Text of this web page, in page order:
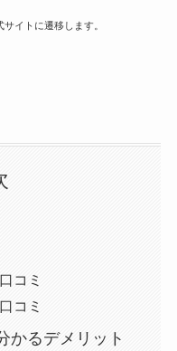
イトに遷移します。
コミ
コミ
かるデメリット